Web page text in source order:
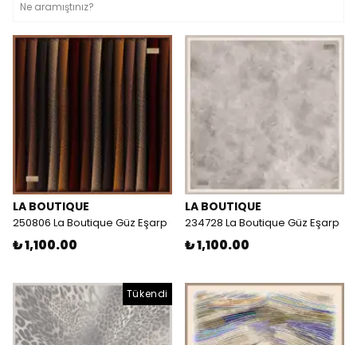
LA BOUTIQUE
250806 La Boutique Güz Eşarp
₺ 1,100.00
LA BOUTIQUE
234728 La Boutique Güz Eşarp
₺ 1,100.00
Tükendi